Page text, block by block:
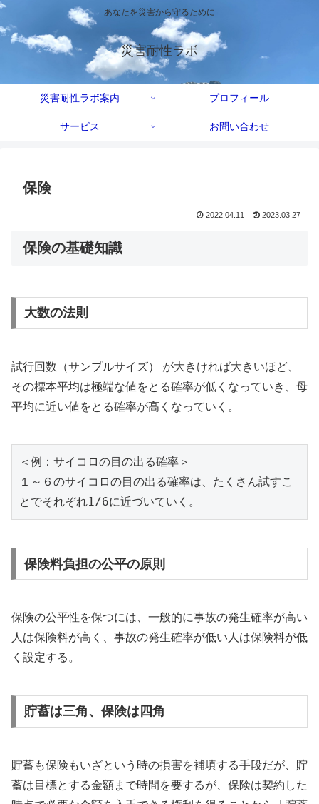
あなたを災害から守るために
災害耐性ラボ
災害耐性ラボ案内 プロフィール
サービス お問い合わせ
保険
2022.04.11 2023.03.27
保険の基礎知識
大数の法則
試行回数（サンプルサイズ） が大きければ大きいほど、
その標本平均は極端な値をとる確率が低くなっていき、母
平均に近い値をとる確率が高くなっていく。
＜例：サイコロの目の出る確率＞
１～６のサイコロの目の出る確率は、たくさん試すこ
とでそれぞれ1/6に近づいていく。
保険料負担の公平の原則
保険の公平性を保つには、一般的に事故の発生確率が高い
人は保険料が高く、事故の発生確率が低い人は保険料が低
く設定する。
貯蓄は三角、保険は四角
貯蓄も保険もいざという時の損害を補填する手段だが、貯
蓄は目標とする金額まで時間を要するが、保険は契約した